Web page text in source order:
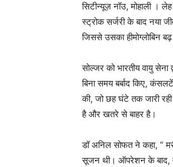
सिटीन्यूज़ नॉउ, मोहाली ।
स्ट्रोक सर्जरी के बाद नया
जिससे उसका हीमोग्लोबिन
सोल्जर को भारतीय वायु सेना
बिना समय बर्बाद किए,
की, जो छह घंटे तक जारी
है और खतरे से बाहर है।
डॉ अनिल सोफत ने कहा, “
सूजन थी। ऑपरेशन के बाद,